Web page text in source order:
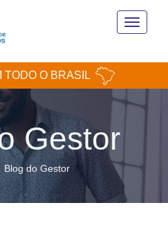
Toggle
TODO O BRASIL
Gestor
Blog do Gestor